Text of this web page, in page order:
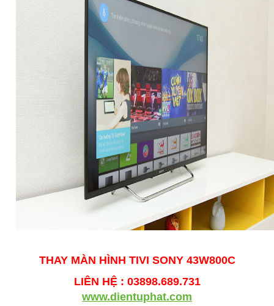
THAY MÀN HÌNH TIVI SONY 43W800C
LIÊN HỆ : 03898.689.731
www.dientuphat.com